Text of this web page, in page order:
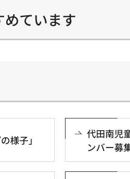
ています
様子」
代田南児
ンバー募